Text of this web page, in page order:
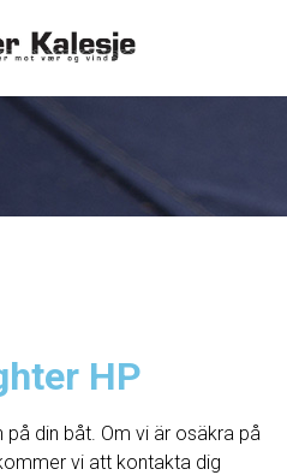
HP
din båt. Om vi ​​är osäkra på
vi att kontakta dig